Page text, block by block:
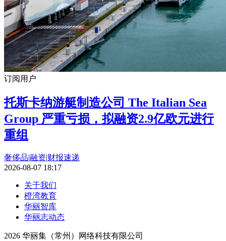
订阅用户
托斯卡纳游艇制造公司 The Italian Sea
Group 严重亏损，拟融资2.9亿欧元进行
重组
奢侈品|融资|财报速递
2026-08-07 18:17
关于我们
橙湾教育
华丽智库
华丽志动态
2026 华丽集（常州）网络科技有限公司